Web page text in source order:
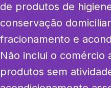
de produtos de
conservação
fracionamento e
Não inclui o comércio
produtos sem